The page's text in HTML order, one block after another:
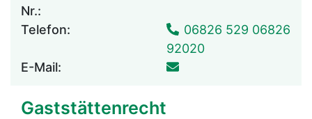
Nr.:
Telefon:
06826 529 06826
92020
E-Mail:
Gaststättenrecht